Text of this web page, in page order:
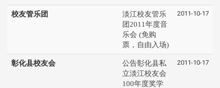
校友管乐团
淡江校友管乐
团2011年度音
乐会 (免购
票，自由入场)
2011-10-17
彰化县校友会
公告彰化县私
立淡江校友会
100年度奖学
2011-10-17